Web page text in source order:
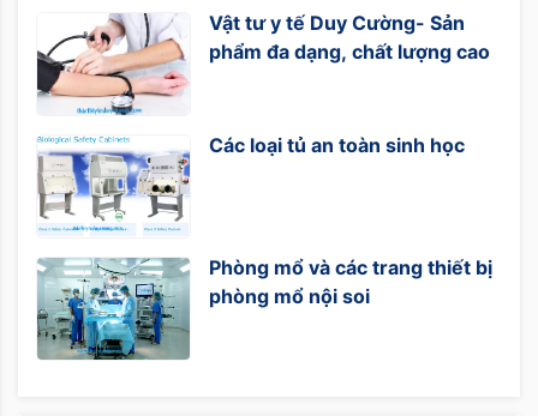
Vật tư y tế Duy Cường- Sản
phẩm đa dạng, chất lượng cao
Các loại tủ an toàn sinh học
Phòng mổ và các trang thiết bị
phòng mổ nội soi